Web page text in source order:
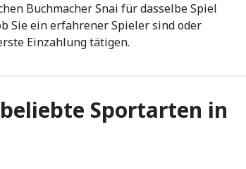
Buchmacher Snai für dasselbe Spiel
Sie ein erfahrener Spieler sind oder
Einzahlung tätigen.
Sportarten in